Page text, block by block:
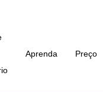
Aprenda Preço